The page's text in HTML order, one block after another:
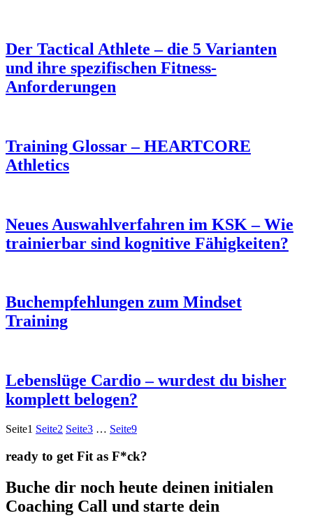
Der Tactical Athlete – die 5 Varianten
und ihre spezifischen Fitness-
Anforderungen
Training Glossar – HEARTCORE
Athletics
Neues Auswahlverfahren im KSK – Wie
trainierbar sind kognitive Fähigkeiten?
Buchempfehlungen zum Mindset
Training
Lebenslüge Cardio – wurdest du bisher
komplett belogen?
Seite1 Seite2 Seite3 … Seite9
ready to get Fit as F*ck?
Buche dir noch heute deinen initialen
Coaching Call und starte dein